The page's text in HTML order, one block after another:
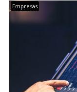
Empresas